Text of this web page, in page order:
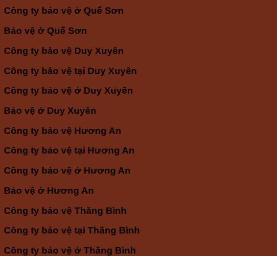
Công ty bảo vệ ở Quế Sơn
Bảo vệ ở Quế Sơn
Công ty bảo vệ Duy Xuyên
Công ty bảo vệ tại Duy Xuyên
Công ty bảo vệ ở Duy Xuyên
Bảo vệ ở Duy Xuyên
Công ty bảo vệ Hương An
Công ty bảo vệ tại Hương An
Công ty bảo vệ ở Hương An
Bảo vệ ở Hương An
Công ty bảo vệ Thăng Bình
Công ty bảo vệ tại Thăng Bình
Công ty bảo vệ ở Thăng Bình